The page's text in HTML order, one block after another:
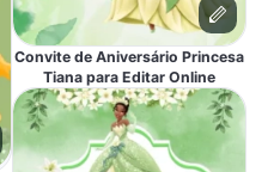
Convite de Aniversário Princesa
Tiana para Editar Online